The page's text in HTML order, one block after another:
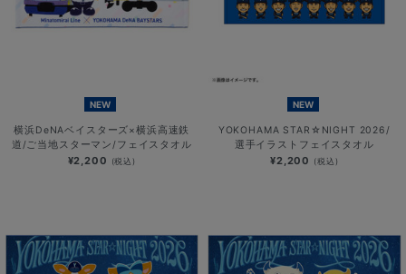
NEW
横浜DeNAベイスターズ×横浜高速鉄
道/ご当地スターマン/フェイスタオル
¥2,200 (税込)
NEW
YOKOHAMA STAR☆NIGHT 2026/
選手イラストフェイスタオル
¥2,200 (税込)